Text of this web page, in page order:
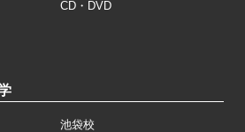
CD・DVD
池袋校